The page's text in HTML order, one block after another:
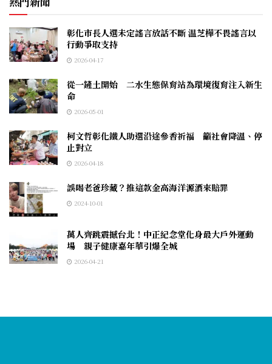
彰化市長人選未定謠言放話不斷 温芝樺不畏謠言以
行動爭取支持
2026-04-17
從一鏟土開始 二水生態保育站為環境復育注入新生
命
2026-05-01
柯文哲彰化鐵人助選沿途參香祈福 籲社會降溫、停
止對立
2026-04-18
誤喝老爸珍藏？推這款金高海洋源酒來賠罪
2024-10-01
萬人齊跳震撼台北！中正紀念堂化身最大戶外運動
場 親子健康嘉年華引爆全城
2026-04-21